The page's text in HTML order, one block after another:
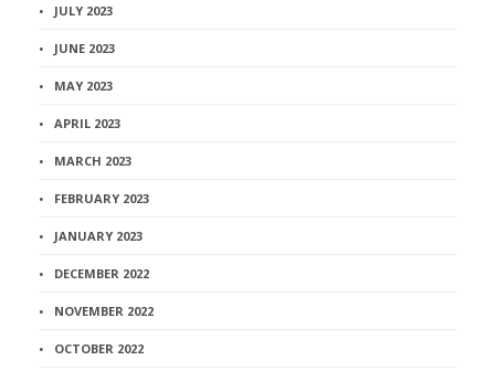
JULY 2023
JUNE 2023
MAY 2023
APRIL 2023
MARCH 2023
FEBRUARY 2023
JANUARY 2023
DECEMBER 2022
NOVEMBER 2022
OCTOBER 2022